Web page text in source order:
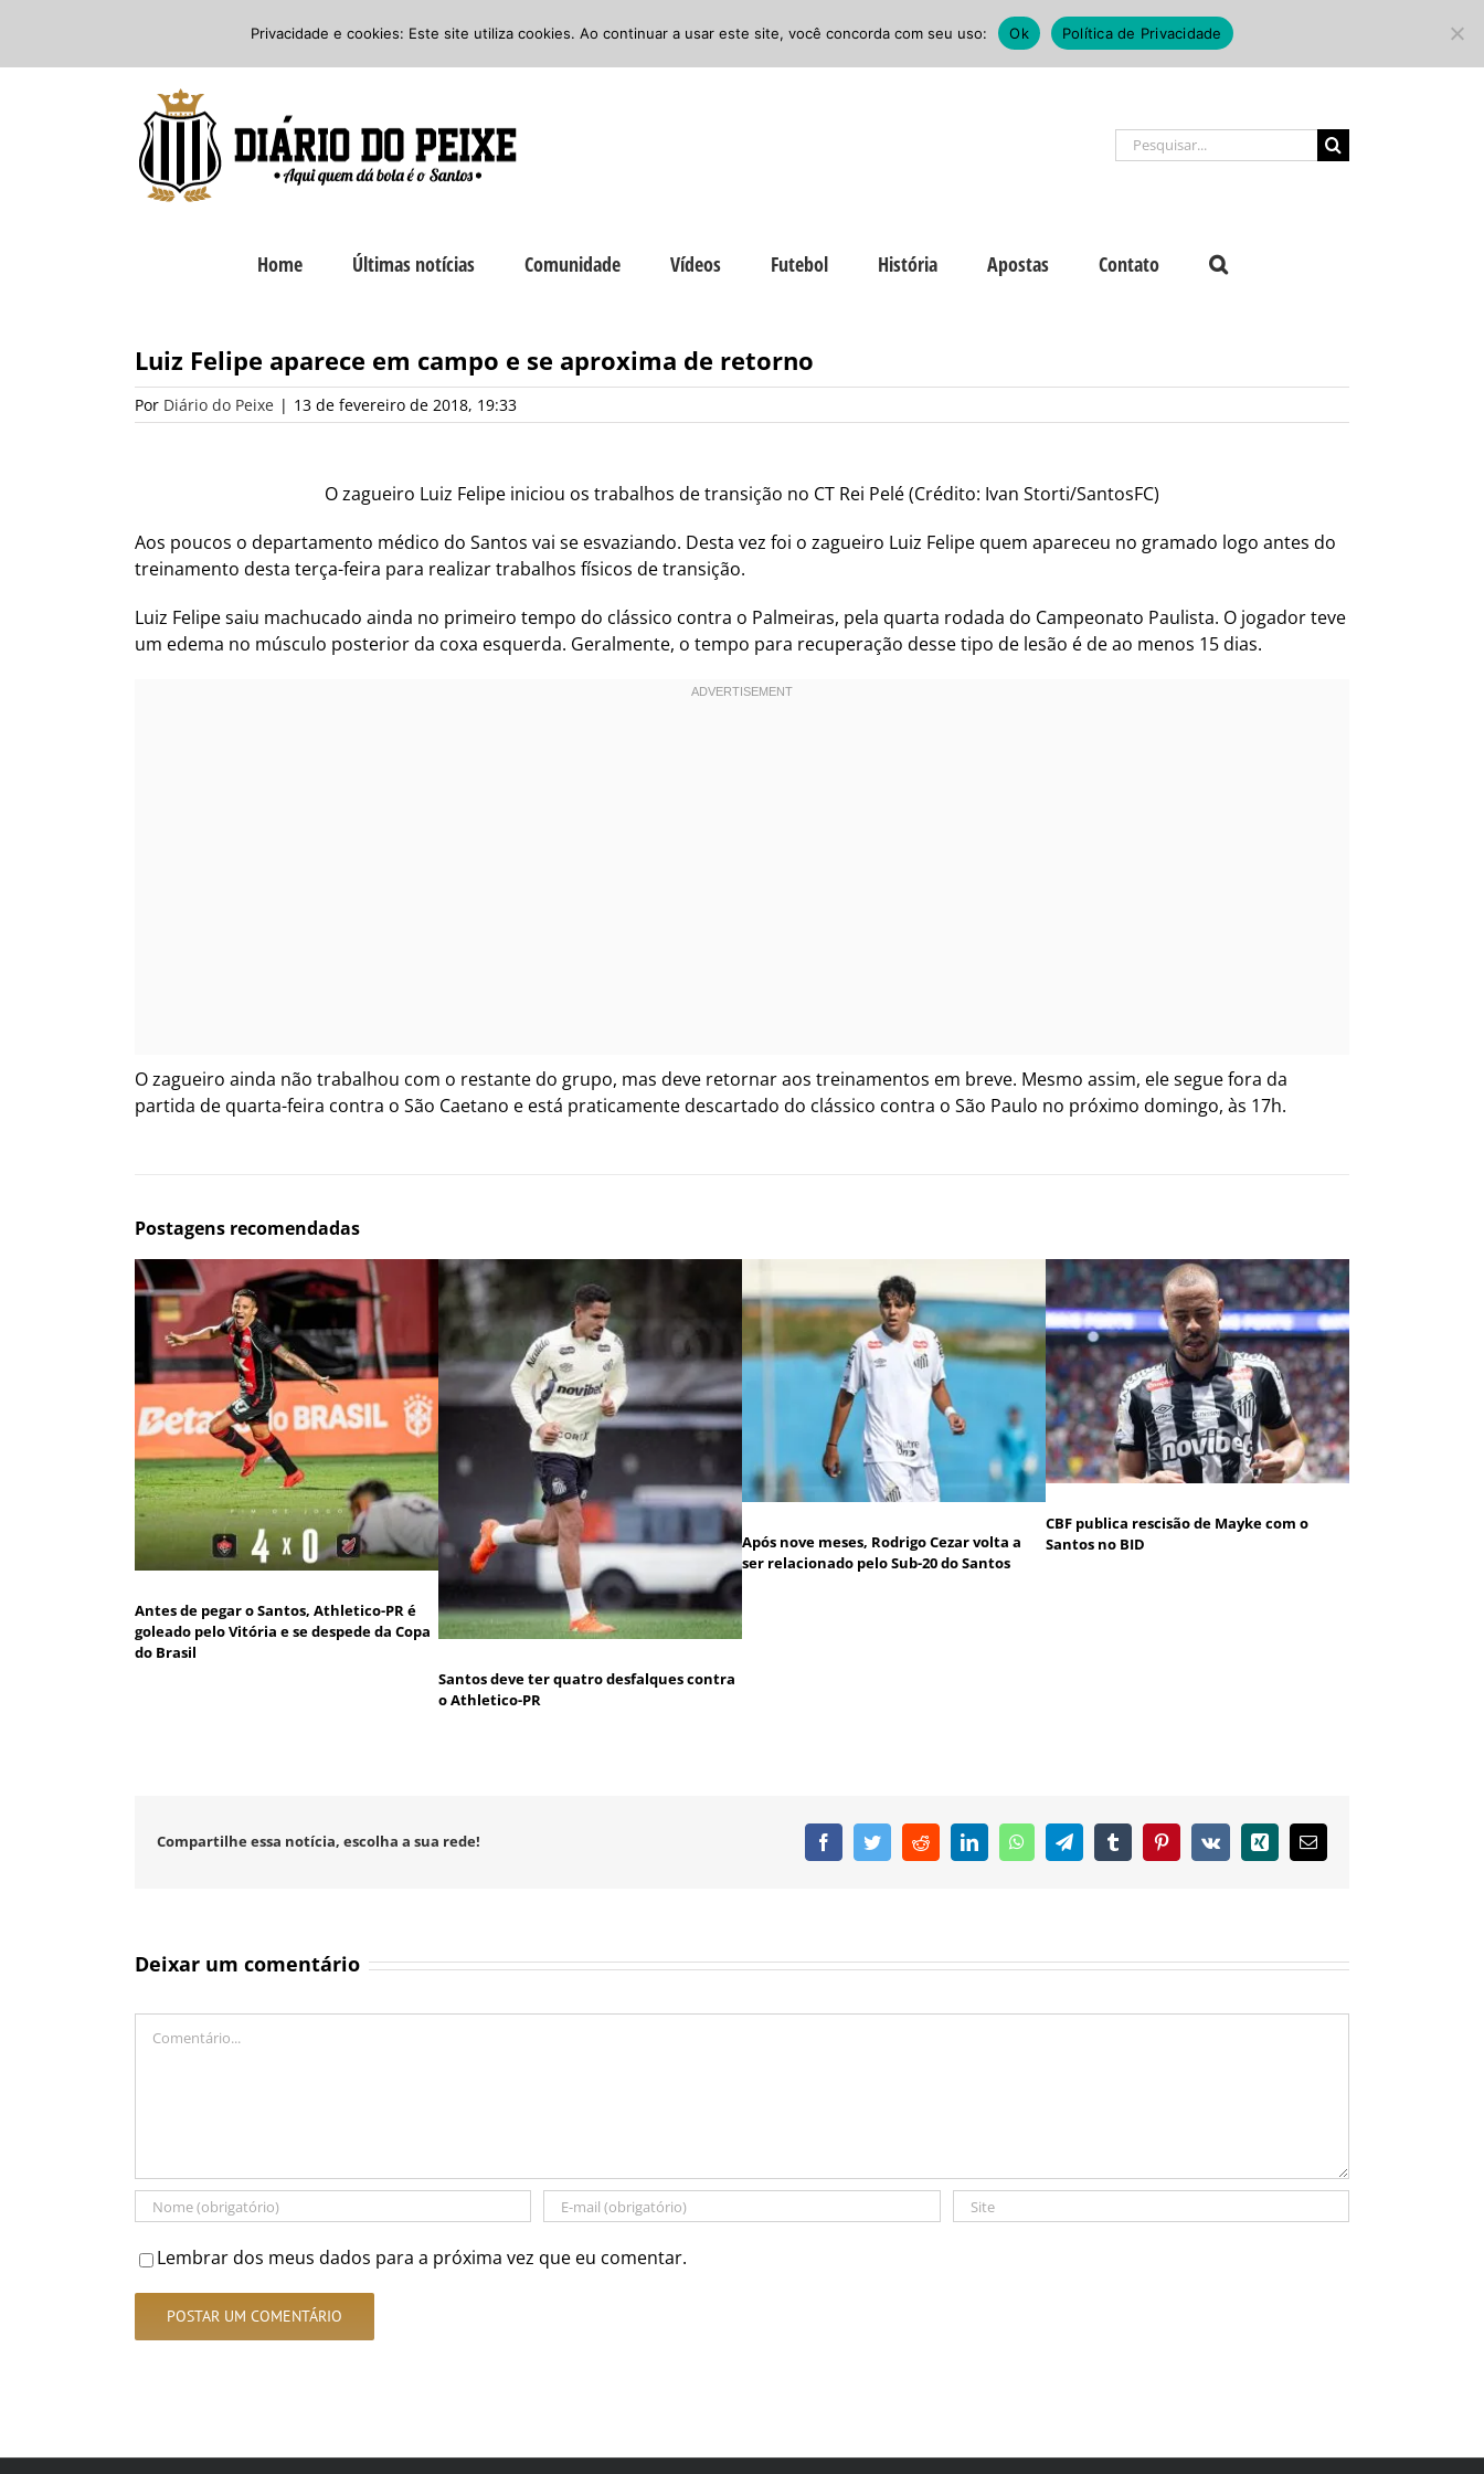
o
Facebook
Instagram
Buscar
resultados
Home Últimas notícias Comunidade Vídeos Futebol História Apostas Contato
Luiz Felipe aparece em campo e se aproxima de retorno
Por Diário do Peixe | 13 de fevereiro de 2018, 19:33
O zagueiro Luiz Felipe iniciou os trabalhos de transição no CT Rei Pelé (Crédito: Ivan Storti/SantosFC)
Aos poucos o departamento médico do Santos vai se esvaziando. Desta vez foi o zagueiro Luiz Felipe quem apareceu no gramado logo antes do
treinamento desta terça-feira para realizar trabalhos físicos de transição.
Luiz Felipe saiu machucado ainda no primeiro tempo do clássico contra o Palmeiras, pela quarta rodada do Campeonato Paulista. O jogador teve
um edema no músculo posterior da coxa esquerda. Geralmente, o tempo para recuperação desse tipo de lesão é de ao menos 15 dias.
O zagueiro ainda não trabalhou com o restante do grupo, mas deve retornar aos treinamentos em breve. Mesmo assim, ele segue fora da
partida de quarta-feira contra o São Caetano e está praticamente descartado do clássico contra o São Paulo no próximo domingo, às 17h.
Postagens recomendadas
Antes de pegar o Santos, Athletico-PR é
goleado pelo Vitória e se despede da Copa
do Brasil
Santos deve ter quatro desfalques contra
o Athletico-PR
Após nove meses, Rodrigo Cezar volta a
ser relacionado pelo Sub-20 do Santos
CBF publica rescisão de Mayke com o
Santos no BID
Compartilhe essa notícia, escolha a sua rede! FacebookTwitterRedditLinkedInWhatsAppTelegramTumblr PinterestVk Xing
E-
mail
Deixar um comentário
Lembrar dos meus dados para a próxima vez que eu comentar.
Privacidade e cookies: Este site utiliza cookies. Ao continuar a usar este site, você concorda com seu uso: Ok Política de Privacidade